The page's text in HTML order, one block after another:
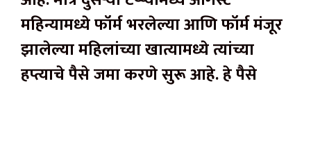
महिन्यामध्ये फॉर्म भरलेल्या आणि फॉर्म मंजूर
झालेल्या महिलांच्या खात्यामध्ये त्यांच्या
हप्त्याचे पैसे जमा करणे सुरू आहे. हे पैसे